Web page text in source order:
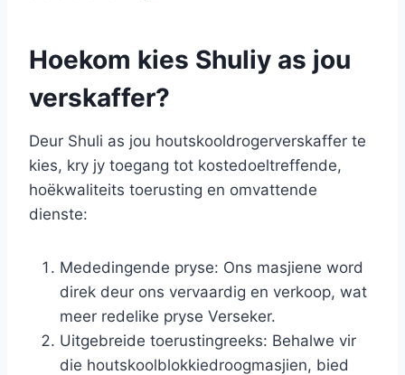
Hoekom kies Shuliy as jou
verskaffer?
Deur Shuli as jou houtskooldrogerverskaffer te
kies, kry jy toegang tot kostedoeltreffende,
hoëkwaliteits toerusting en omvattende
dienste:
Mededingende pryse: Ons masjiene word
direk deur ons vervaardig en verkoop, wat
meer redelike pryse Verseker.
Uitgebreide toerustingreeks: Behalwe vir
die houtskoolblokkiedroogmasjien, bied